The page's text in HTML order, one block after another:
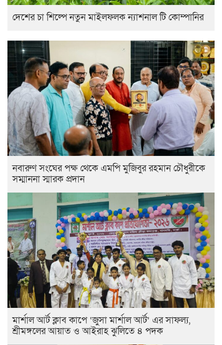
দেশের চা শিল্পে নতুন মাইলফলক ন্যাশনাল টি কোম্পানির
নবারুণ সংঘের পক্ষ থেকে এমপি মুজিবুর রহমান চৌধুরীকে
সম্মাননা স্মারক প্রদান
মার্শাল আর্ট ক্লাব কাপে ‘জুসা মার্শাল আর্ট’ এর সাফল্য,
শ্রীমঙ্গলের আয়াত ও আইরাহ ঝুলিতে ৪ পদক